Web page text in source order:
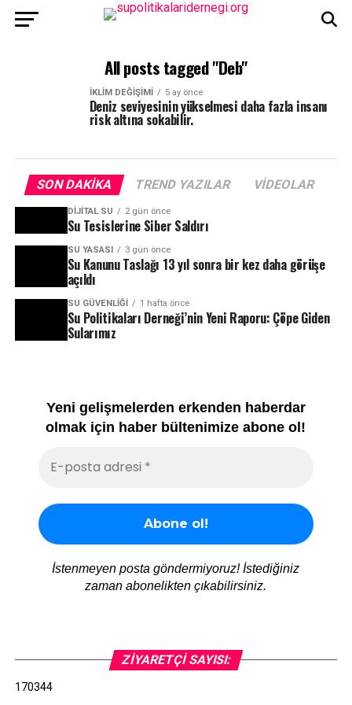
All posts tagged "Deb"
İKLIM DEĞIŞIMI 5 ay önce
Deniz seviyesinin yükselmesi daha fazla insanı
risk altına sokabilir.
SON DAKIKA TREND YAZILAR VIDEOLAR
DIJITAL SU 2 gün önce
Su Tesislerine Siber Saldırı
SU YASASI 3 gün önce
Su Kanunu Taslağı 13 yıl sonra bir kez daha görüşe
açıldı
SU GÜVENLIĞI 1 hafta önce
Su Politikaları Derneği’nin Yeni Raporu: Çöpe Giden
Sularımız
Yeni gelişmelerden erkenden haberdar
olmak için haber bültenimize abone ol!
İstenmeyen posta göndermiyoruz! İstediğiniz
zaman abonelikten çıkabilirsiniz.
ZIYARETÇI SAYISI:
170344